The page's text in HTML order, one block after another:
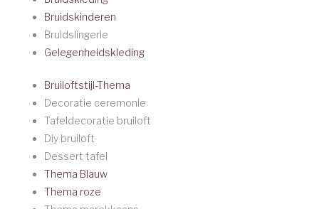
Bruidskinderen
Bruidslingerie
Gelegenheidskleding
Bruiloftstijl-Thema
Decoratie ceremonie
Tafeldecoratie bruiloft
Diy bruiloft
Dessert tafel
Thema Blauw
Thema roze